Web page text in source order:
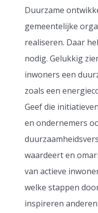
Duurzame
gemeentelijke
realiseren. Daar
nodig. Gelukkig
inwoners een
zoals een
Geef die
en ondernemers
waardeert en
van actieve
welke stappen
inspireren